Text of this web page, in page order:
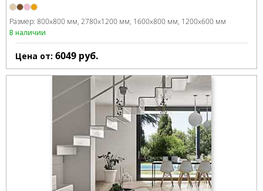
Размер: 800x800 мм 2780x1200 мм 1600x800 мм 1200x600 мм
В наличии
Цена от: 6049 руб.